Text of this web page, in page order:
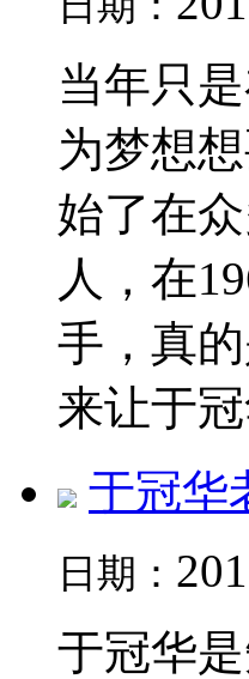
当年只
为梦想
始了在
人，在
手，真
来让于
于冠华
日期：
于冠华